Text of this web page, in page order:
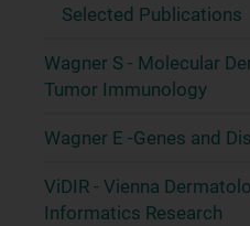
Selected Publications
Wagner S - Molecular
Tumor Immunology
Wagner E -Genes and
ViDIR - Vienna
Informatics Research